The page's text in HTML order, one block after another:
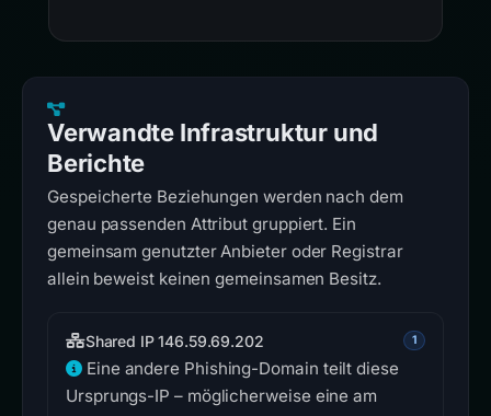
Verwandte Infrastruktur und
Berichte
Gespeicherte Beziehungen werden nach dem
genau passenden Attribut gruppiert. Ein
gemeinsam genutzter Anbieter oder Registrar
allein beweist keinen gemeinsamen Besitz.
Shared IP 146.59.69.202 1
Eine andere Phishing-Domain teilt diese
Ursprungs-IP – möglicherweise eine am